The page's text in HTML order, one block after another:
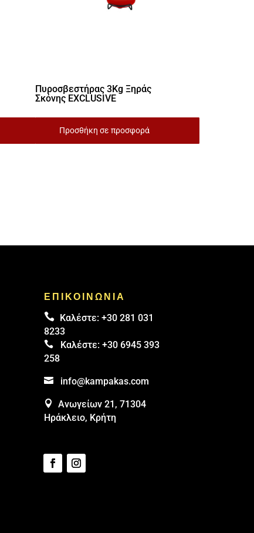
Πυροσβεστήρας 3Kg Ξηράς
Σκόνης EXCLUSIVE
Προσθήκη σε προσφορά
ΕΠΙΚΟΙΝΩΝΙΑ
 Καλέστε:+30 281 031
8233
 Καλέστε:+30 6945 393
258
 info@kampakas.com
 Ανωγείων 21, 71304
Ηράκλειο, Κρήτη